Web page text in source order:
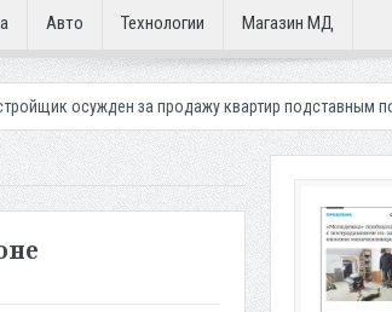
Авто Технологии Магазин МД
за продажу квартир подставным покупателям